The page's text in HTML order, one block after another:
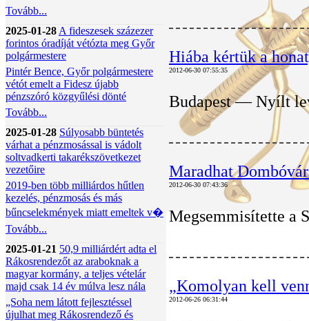
Tovább...
2025-01-28 A fideszesek százezer
forintos óradíját vétózta meg Győr
polgármestere
Pintér Bence, Győr polgármestere
vétót emelt a Fidesz újabb
pénzszóró közgyűlési dönté
Tovább...
2025-01-28 Súlyosabb büntetés
várhat a pénzmosással is vádolt
soltvadkerti takarékszövetkezet
vezetőire
2019-ben több milliárdos hűtlen
kezelés, pénzmosás és más
bűncselekmények miatt emeltek v�
Tovább...
2025-01-21 50,9 milliárdért adta el
Rákosrendezőt az araboknak a
magyar kormány, a teljes vételár
majd csak 14 év múlva lesz nála
„Soha nem látott fejlesztéssel
újulhat meg Rákosrendező és
Hiába kértük a
2012-06-30 07:55:35
Budapest — Nyílt
Maradhat
2012-06-30 07:43:36
Megsemmisítette a
„Komolyan kell
2012-06-26 06:31:44